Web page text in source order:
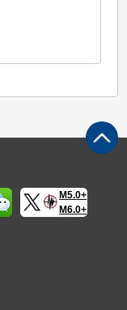
M5.0+
M6.0+